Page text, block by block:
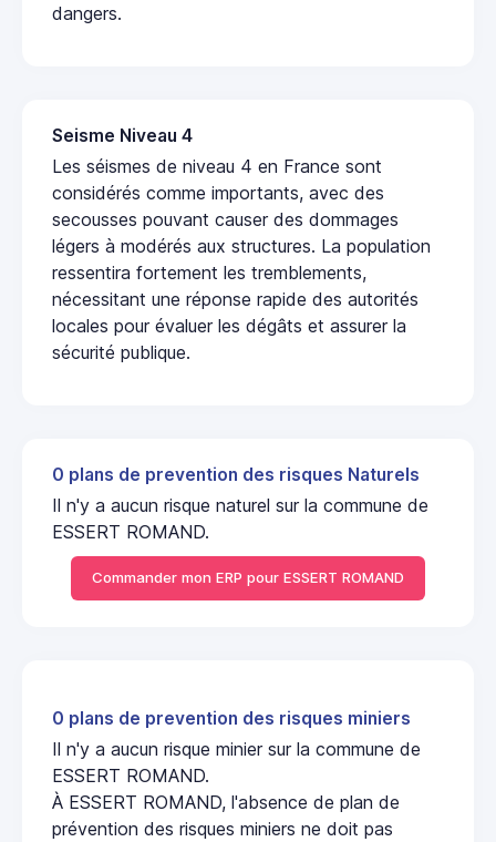
dangers.
Seisme Niveau 4
Les séismes de niveau 4 en France sont
considérés comme importants, avec des
secousses pouvant causer des dommages
légers à modérés aux structures. La population
ressentira fortement les tremblements,
nécessitant une réponse rapide des autorités
locales pour évaluer les dégâts et assurer la
sécurité publique.
0 plans de prevention des risques Naturels
Il n'y a aucun risque naturel sur la commune de
ESSERT ROMAND.
Commander mon ERP pour ESSERT ROMAND
0 plans de prevention des risques miniers
Il n'y a aucun risque minier sur la commune de
ESSERT ROMAND.
À ESSERT ROMAND, l'absence de plan de
prévention des risques miniers ne doit pas